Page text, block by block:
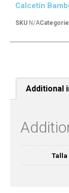
Calcetín
SKU N/A
Additional
Talla